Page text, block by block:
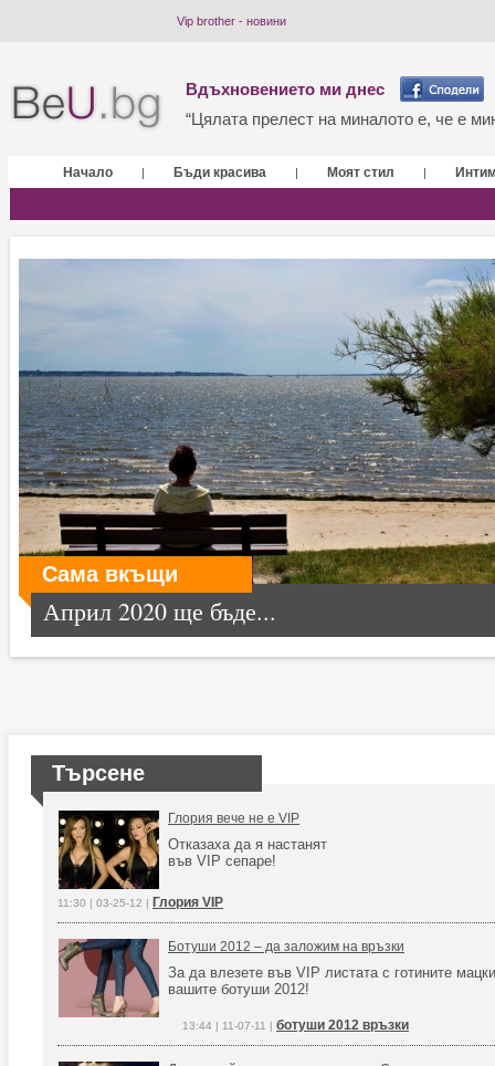
Vip brother - новини
Вдъхновението ми днес
“Цялата прелест на миналото е, че е
Начало | Бъди красива | Моят стил |
Сама вкъщи
Април 2020 ще бъде...
Търсене
Глория вече не е VIP
Отказаха да я настанят
във VIP сепаре!
11:30 | 03-25-12 | Глория VIP
Ботуши 2012 – да заложим на връзки
За да влезете във VIP листата с готините
вашите ботуши 2012!
13:44 | 11-07-11 | ботуши 2012 връзки